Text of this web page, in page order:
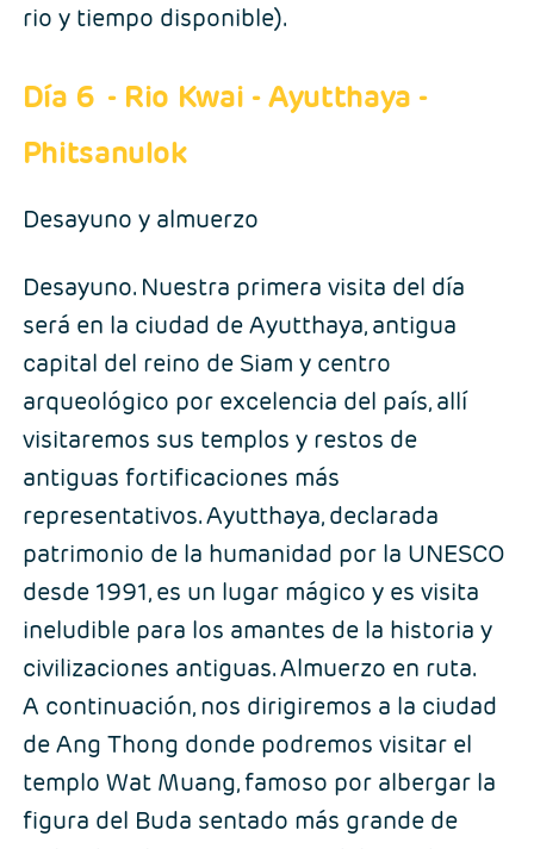
rio y tiempo disponible).
Día 6 - Rio Kwai - Ayutthaya -
Phitsanulok
Desayuno y almuerzo
Desayuno. Nuestra primera visita del día
será en la ciudad de Ayutthaya, antigua
capital del reino de Siam y centro
arqueológico por excelencia del país, allí
visitaremos sus templos y restos de
antiguas fortificaciones más
representativos. Ayutthaya, declarada
patrimonio de la humanidad por la UNESCO
desde 1991, es un lugar mágico y es visita
ineludible para los amantes de la historia y
civilizaciones antiguas. Almuerzo en ruta.
A continuación, nos dirigiremos a la ciudad
de Ang Thong donde podremos visitar el
templo Wat Muang, famoso por albergar la
figura del Buda sentado más grande de